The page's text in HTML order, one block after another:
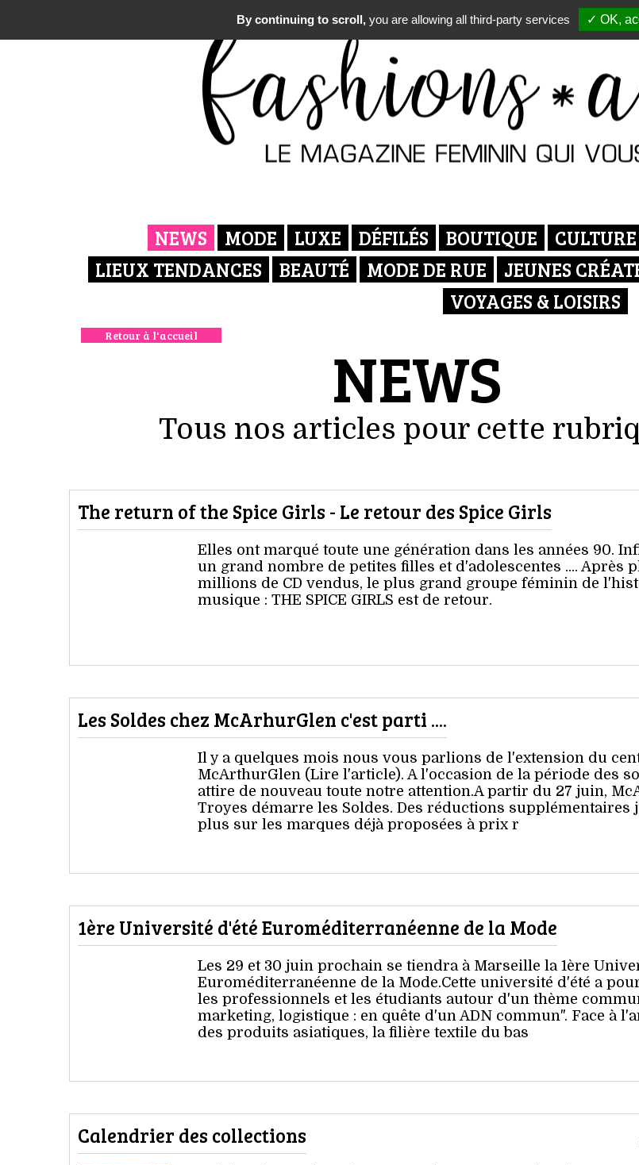
NEWS MODE LUXE DÉFILÉS BOUTIQUE CULTURE
LIEUX TENDANCES
BEAUTÉ MODE DE RUE JEUNES
VOYAGES & LOISIRS
Retour à l'accueil NEWS
Tous nos articles pour cette
The return of the Spice Girls - Le retour des Spice Girls
Elles ont marqué toute une génération dans les années 90.
un grand nombre de petites filles et d'adolescentes .... Après
millions de CD vendus, le plus grand groupe féminin de
musique : THE SPICE GIRLS est de retour.
Les Soldes chez McArhurGlen c'est parti ....
Il y a quelques mois nous vous parlions de l'extension du
McArthurGlen (Lire l'article). A l'occasion de la période des
attire de nouveau toute notre attention.A partir du 27 juin,
Troyes démarre les Soldes. Des réductions supplémentaires
plus sur les marques déjà proposées à prix r
1ère Université d'été Euroméditerranéenne de la Mode
Les 29 et 30 juin prochain se tiendra à Marseille la 1ère
Euroméditerranéenne de la Mode.Cette université d'été a
les professionnels et les étudiants autour d'un thème
marketing, logistique : en quête d'un ADN commun". Face à
des produits asiatiques, la filière textile du bas
Calendrier des collections
By continuing to scroll, you are allowing all third-party services ✓ OK,